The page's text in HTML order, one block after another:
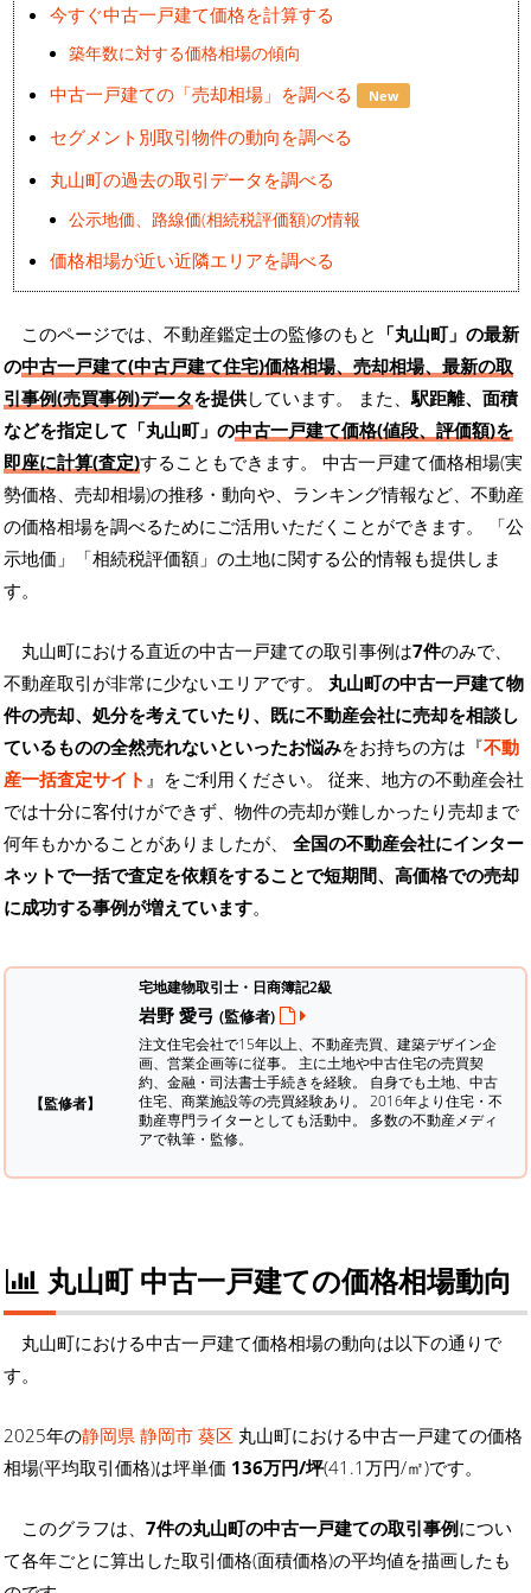
今すぐ中古一戸建て価格を計算する
築年数に対する価格相場の傾向
中古一戸建ての「売却相場」を調べる New
セグメント別取引物件の動向を調べる
丸山町の過去の取引データを調べる
公示地価、路線価(相続税評価額)の情報
価格相場が近い近隣エリアを調べる
このページでは、不動産鑑定士の監修のもと 「丸山町」の最新
の中古一戸建て(中古戸建て住宅)価格相場、売却相場、最新の取
引事例(売買事例)データを提供しています。 また、駅距離、面積
などを指定して「丸山町」の中古一戸建て価格(値段、評価額)を
即座に計算(査定)することもできます。 中古一戸建て価格相場(実
勢価格、売却相場)の推移・動向や、ランキング情報など、不動産
の価格相場を調べるためにご活用いただくことができます。
「公
示地価」「相続税評価額」の土地に関する公的情報も提供しま
す。
丸山町における直近の中古一戸建ての取引事例は7件のみで、
不動産取引が非常に少ないエリアです。 丸山町の中古一戸建て物
件の売却、処分を考えていたり、既に不動産会社に売却を相談し
ているものの全然売れないといったお悩みをお持ちの方は『不動
産一括査定サイト 』をご利用ください。 従来、地方の不動産会社
では十分に客付けができず、物件の売却が難しかったり売却まで
何年もかかることがありましたが、 全国の不動産会社にインター
ネットで一括で査定を依頼をすることで短期間、高価格での売却
に成功する事例が増えています。
【監修者】
宅地建物取引士・日商簿記2級
岩野 愛弓 (監修者)
注文住宅会社で15年以上、不動産売買、建築デザイン企
画、営業企画等に従事。 主に土地や中古住宅の売買契
約、金融・司法書士手続きを経験。 自身でも土地、中古
住宅、商業施設等の売買経験あり。 2016年より住宅・不
動産専門ライターとしても活動中。 多数の不動産メディ
アで執筆・監修。
丸山町 中古一戸建ての価格相場動向
丸山町における中古一戸建て価格相場の動向は以下の通りで
す。
2025年の静岡県 静岡市 葵区 丸山町における中古一戸建ての価格
相場(平均取引価格)は坪単価 136万円/坪(41.1万円/㎡)です。
このグラフは、 7件の丸山町の中古一戸建ての取引事例につい
て各年ごとに算出した取引価格(面積価格)の平均値を描画したも